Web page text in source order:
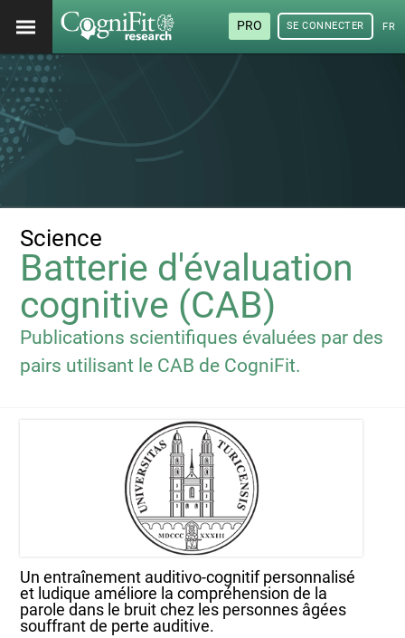
PRO SE CONNECTER
Science
Batterie d'évaluation
cognitive (CAB)
Publications scientifiques évaluées par des
pairs utilisant le CAB de CogniFit.
Un entraînement auditivo-cognitif personnalisé
et ludique améliore la compréhension de la
parole dans le bruit chez les personnes âgées
souffrant de perte auditive.